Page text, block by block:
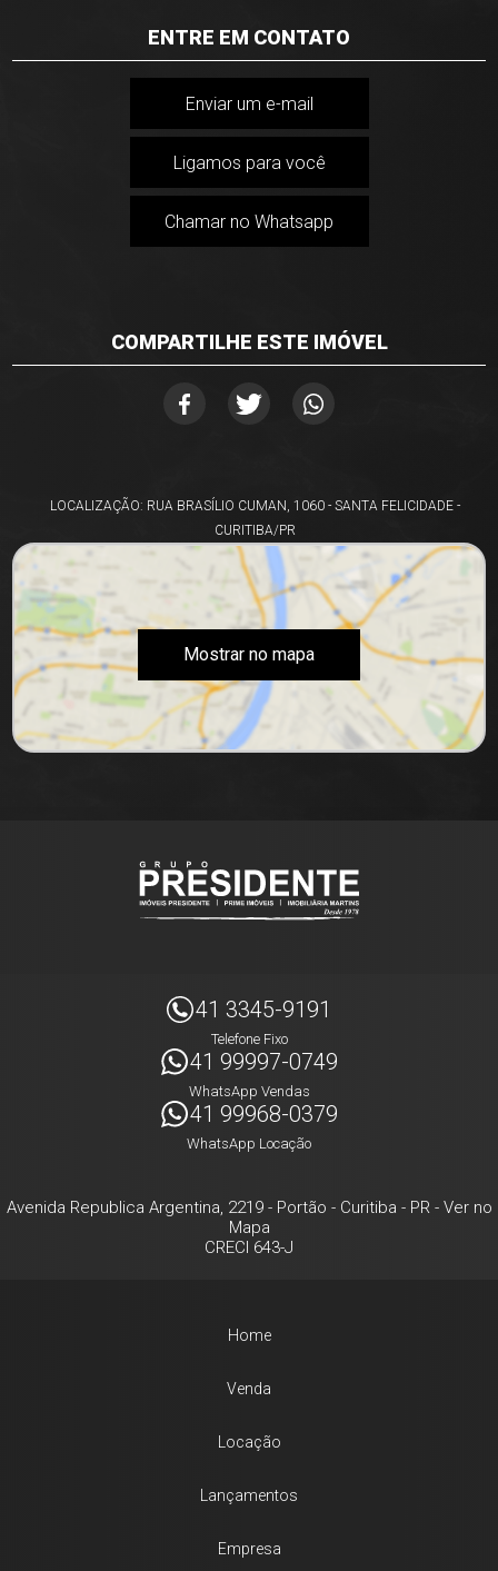
ENTRE EM CONTATO
Enviar um e-mail
Ligamos para você
Chamar no Whatsapp
COMPARTILHE ESTE IMÓVEL
LOCALIZAÇÃO: RUA BRASÍLIO CUMAN, 1060 - SANTA FELICIDADE -
CURITIBA/PR
Mostrar no mapa
41 3345-9191
Telefone Fixo
41 99997-0749
WhatsApp Vendas
41 99968-0379
WhatsApp Locação
Avenida Republica Argentina, 2219- Portão - Curitiba - PR- Ver no
Mapa
CRECI 643-J
Home
Venda
Locação
Lançamentos
Empresa